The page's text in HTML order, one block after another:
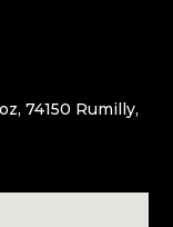
74150 Rumilly,